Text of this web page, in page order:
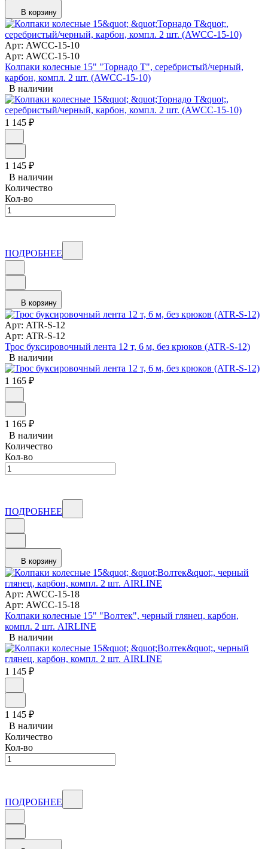
В корзину
Арт: AWCC-15-10
Арт: AWCC-15-10
Колпаки колесные 15" "Торнадо Т", серебристый/черный,
карбон, компл. 2 шт. (AWCC-15-10)
В наличии
1 145 ₽
1 145 ₽
В наличии
Количество
Кол-во
ПОДРОБНЕЕ
В корзину
Арт: ATR-S-12
Арт: ATR-S-12
Трос буксировочный лента 12 т, 6 м, без крюков (ATR-S-12)
В наличии
1 165 ₽
1 165 ₽
В наличии
Количество
Кол-во
ПОДРОБНЕЕ
В корзину
Арт: AWCC-15-18
Арт: AWCC-15-18
Колпаки колесные 15" "Волтек", черный глянец, карбон,
компл. 2 шт. AIRLINE
В наличии
1 145 ₽
1 145 ₽
В наличии
Количество
Кол-во
ПОДРОБНЕЕ